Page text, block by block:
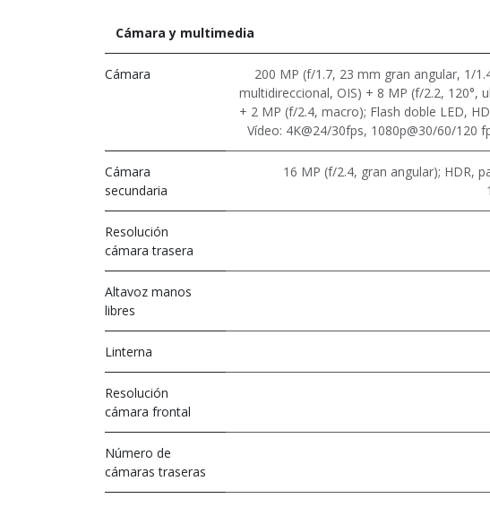
Cámara y multimedia
Cámara
200 MP (f/1.7, 23 mm gran angular, 1/
multidireccional, OIS) + 8 MP (f/2.2, 120°,
+ 2 MP (f/2.4, macro); Flash doble LED,
Vídeo: 4K@24/30fps, 1080p@30/60/120
Cámara
secundaria
16 MP (f/2.4, gran angular); HDR,
Resolución
cámara trasera
Altavoz manos
libres
Linterna
Resolución
cámara frontal
Número de
cámaras traseras